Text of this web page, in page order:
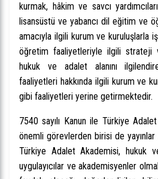
kurmak, hâkim ve savcı
lisansüstü ve yabancı dil eğitim ve
amacıyla ilgili kurum ve kuruluşlarla
öğretim faaliyetleriyle ilgili strateji
hukuk ve adalet alanını
faaliyetleri hakkında ilgili kurum ve
gibi faaliyetleri yerine getirmektedir.
7540 sayılı Kanun ile Türkiye
önemli görevlerden birisi de yayınlar
Türkiye Adalet Akademisi, hukuk
uygulayıcılar ve akademisyenler